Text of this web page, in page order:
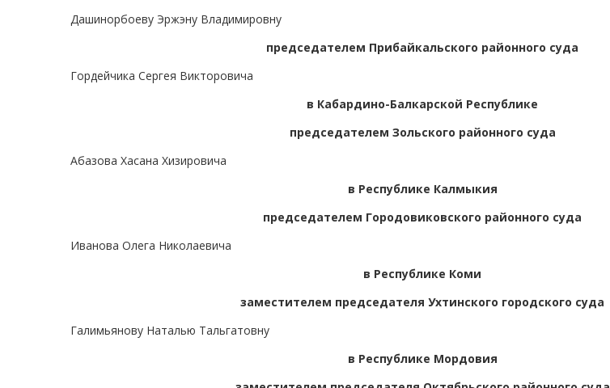
Дашинорбоеву Эржэну Владимировну
председателем Прибайкальского районного суда
Гордейчика Сергея Викторовича
в Кабардино-Балкарской Республике
председателем Зольского районного суда
Абазова Хасана Хизировича
в Республике Калмыкия
председателем Городовиковского районного суда
Иванова Олега Николаевича
в Республике Коми
заместителем председателя Ухтинского городского суда
Галимьянову Наталью Тальгатовну
в Республике Мордовия